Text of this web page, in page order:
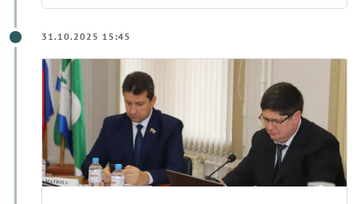
31.10.2025 15:45